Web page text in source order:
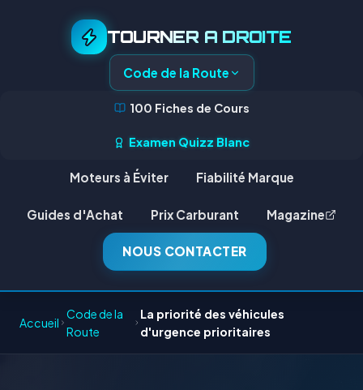
TOURNER A DROITE
Code de la Route
100 Fiches de Cours
Examen Quizz Blanc
Moteurs à Éviter Fiabilité Marque
Guides d'Achat Prix Carburant Magazine
NOUS CONTACTER
Accueil
Code de la
Route
La priorité des véhicules
d'urgence prioritaires